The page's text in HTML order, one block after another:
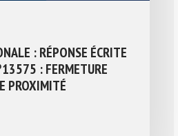
: RÉPONSE ÉCRITE
: FERMETURE
PROXIMITÉ